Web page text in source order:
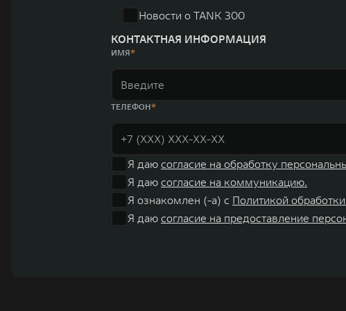
Новости о TANK 300
КОНТАКТНАЯ ИНФОРМАЦИЯ
ИМЯ
ТЕЛЕФОН
Я даю согласие на обработку
Я даю согласие на коммуникацию.
Я ознакомлен (-а) с Политикой
Я даю согласие на предоставление